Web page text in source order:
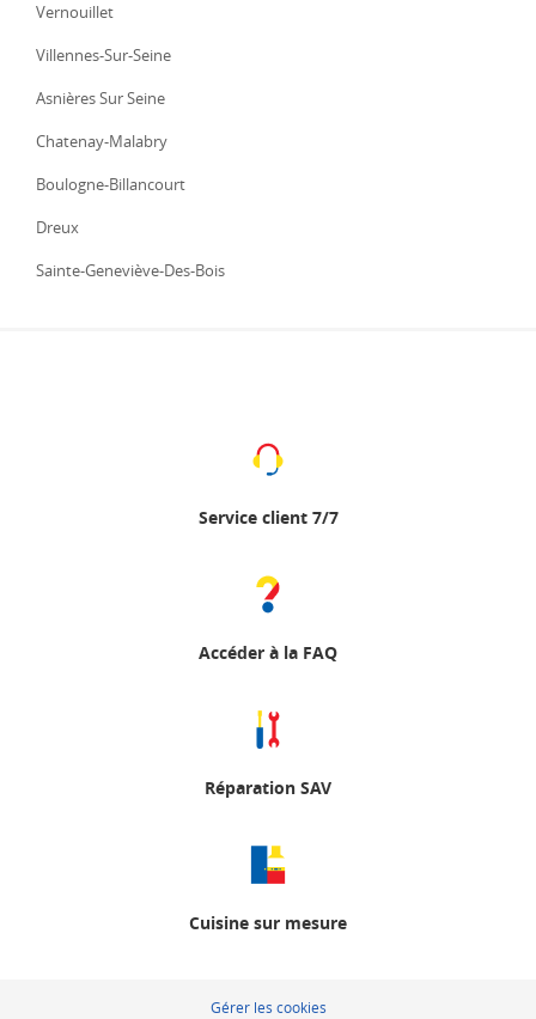
Vernouillet
Villennes-Sur-Seine
Asnières Sur Seine
Chatenay-Malabry
Boulogne-Billancourt
Dreux
Sainte-Geneviève-Des-Bois
Service client 7/7
Accéder à la FAQ
Réparation SAV
Cuisine sur mesure
Gérer les cookies